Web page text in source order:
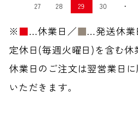
27
28 29 30 ・
※■…休業日／■…発送休業
定休日(毎週火曜日)を含む休
休業日のご注文は翌営業日
いただきます。